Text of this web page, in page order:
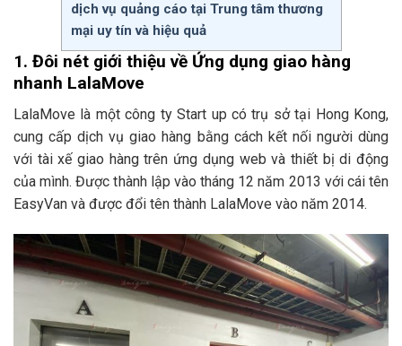
dịch vụ quảng cáo tại Trung tâm thương
mại uy tín và hiệu quả
1. Đôi nét giới thiệu về Ứng dụng giao hàng
nhanh LalaMove
LalaMove là một công ty Start up có trụ sở tại Hong Kong,
cung cấp dịch vụ giao hàng bằng cách kết nối người dùng
với tài xế giao hàng trên ứng dụng web và thiết bị di động
của mình. Được thành lập vào tháng 12 năm 2013 với cái tên
EasyVan và được đổi tên thành LalaMove vào năm 2014.